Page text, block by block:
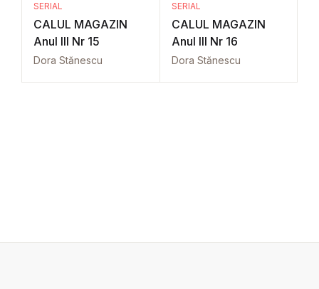
SERIAL
CALUL MAGAZIN
Anul III Nr 15
Dora Stănescu
SERIAL
CALUL MAGAZIN
Anul III Nr 16
Dora Stănescu